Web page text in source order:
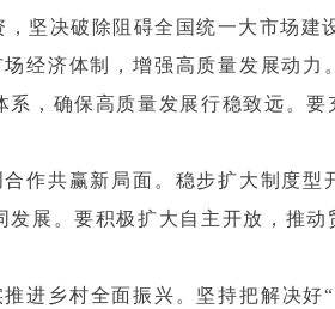
坚决破除阻碍全国统一大市场建
经济体制，增强高质量发展动
，确保高质量发展行稳致远。
作共赢新局面。稳步扩大制度
展。要积极扩大自主开放，推
进乡村全面振兴。坚持把解决